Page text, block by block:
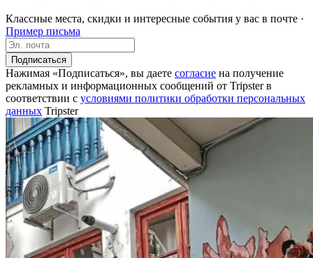
Классные места, скидки и интересные события у вас в почте ·
Пример письма
Подписаться
Нажимая «Подписаться», вы даете согласие на получение
рекламных и информационных сообщений от Tripster в
соответствии c условиями политики обработки персональных
данных Tripster